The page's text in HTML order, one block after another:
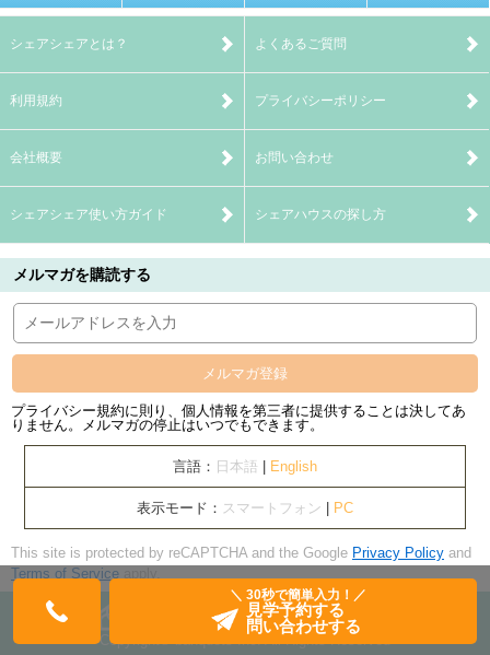
＼ 30秒で簡単入力！／
見学予約する
問い合わせする
シェアシェアとは？ よくあるご質問
利用規約 プライバシーポリシー
会社概要 お問い合わせ
シェアシェア使い方ガイド シェアハウスの探し方
メルマガを購読する
メルマガ登録
プライバシー規約に則り、個人情報を第三者に提供することは決してあ
りません。メルマガの停止はいつでもできます。
言語： 日本語 English
表示モード： スマートフォン PC
This site is protected by reCAPTCHA and the Google Privacy Policy and
Terms of Service
Copyright© banquets Inc. All Rights Reserved